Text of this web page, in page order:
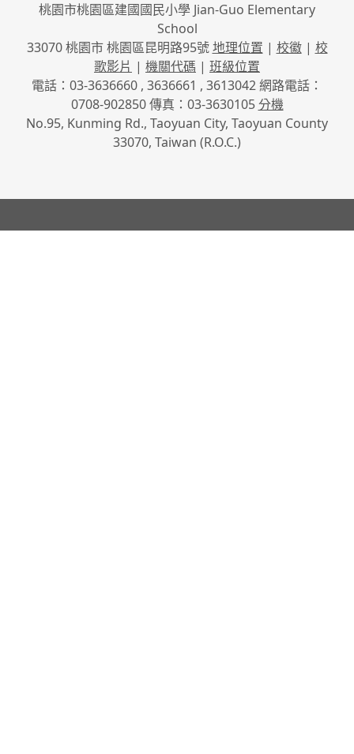
桃園市桃園區建國國民小學 Jian-Guo Elementary
School
33070 桃園市 桃園區昆明路95號地理位置 | 校徽| 校
歌影片 | 機關代碼 | 班級位置
電話：03-3636660 , 3636661 , 3613042 網路電話：
0708-902850 傳真：03-3630105分機
No.95, Kunming Rd., Taoyuan City, Taoyuan County
33070, Taiwan (R.O.C.)